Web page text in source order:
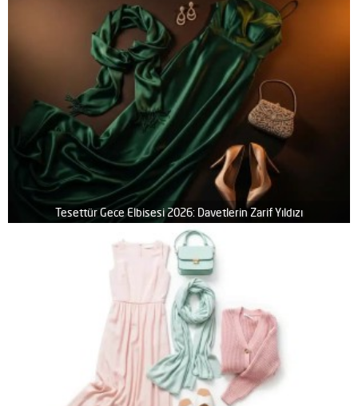
Tesettür Gece Elbisesi 2026: Davetlerin Zarif Yıldızı